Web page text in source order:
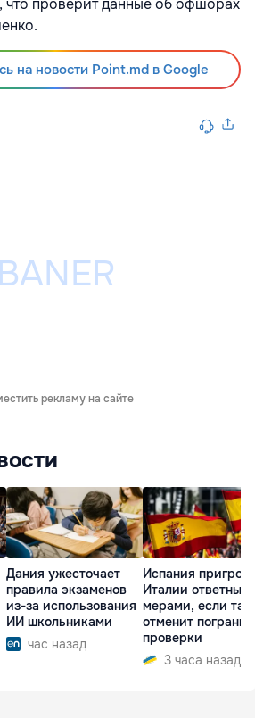
что проверит данные об офшорах
на новости Point.md в Google
рекламу на сайте
Дания ужесточает
правила экзаменов
из-за использования
ИИ школьниками
час назад
Испания
Италии
мерами, если та
отменит
проверки
3 часа назад